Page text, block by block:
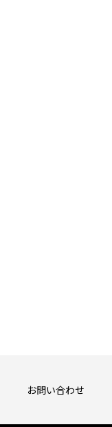
お問い合わせ